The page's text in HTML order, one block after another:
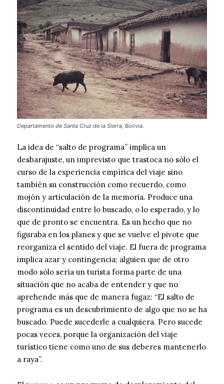
Departamento de Santa Cruz de la Sierra, Bolivia.
La idea de “salto de programa” implica un
desbarajuste, un imprevisto que trastoca no sólo el
curso de la experiencia empírica del viaje sino
también su construcción como recuerdo, como
mojón y articulación de la memoria. Produce una
discontinuidad entre lo buscado, o lo esperado, y lo
que de pronto se encuentra. Es un hecho que no
figuraba en los planes y que se vuelve el pivote que
reorganiza el sentido del viaje. El fuera de programa
implica azar y contingencia; alguien que de otro
modo sólo sería un turista forma parte de una
situación que no acaba de entender y que no
aprehende más que de manera fugaz: “El salto de
programa es un descubrimiento de algo que no se ha
buscado. Puede sucederle a cualquiera. Pero sucede
pocas veces, porque la organización del viaje
turístico tiene como uno de sus deberes mantenerlo
a raya”.